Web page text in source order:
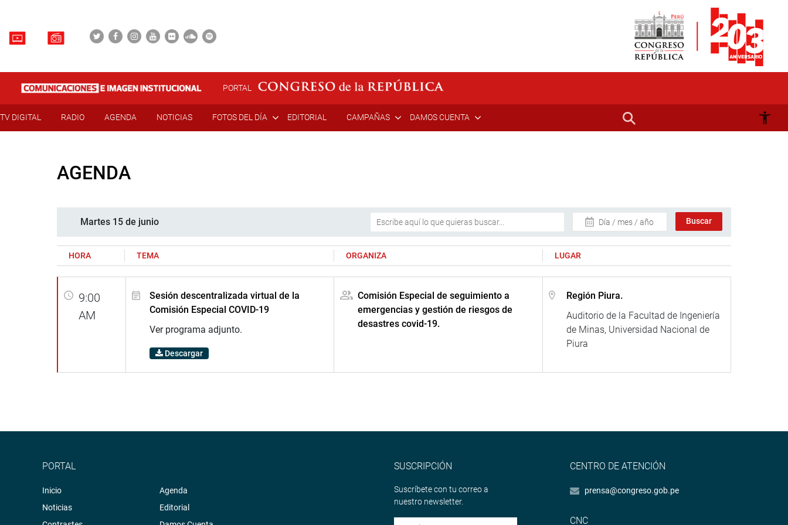
PORTAL
TV DIGITAL RADIO AGENDA NOTICIAS FOTOS DEL DÍA EDITORIAL CAMPAÑAS DAMOS CUENTA
AGENDA
Martes 15 de junio Día / mes / año
HORA TEMA ORGANIZA LUGAR
9:00
AM
Sesión descentralizada virtual de la
Comisión Especial COVID-19
Ver programa adjunto.
Descargar
Comisión Especial de seguimiento a
emergencias y gestión de riesgos de
desastres covid-19.
Región Piura.
Auditorio de la Facultad de Ingeniería
de Minas, Universidad Nacional de
Piura
PORTAL
Inicio
Noticias
Agenda
Editorial
SUSCRIPCIÓN
Suscríbete con tu correo a
nuestro newsletter.
CENTRO DE ATENCIÓN
prensa@congreso.gob.pe
CNC